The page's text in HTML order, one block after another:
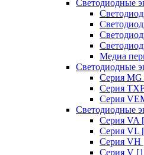
Светодиодные
Медиа
Светодиодные
Серия MG
Серия
Серия
Светодиодные
Серия VA
Серия VL
Серия VH
Серия V